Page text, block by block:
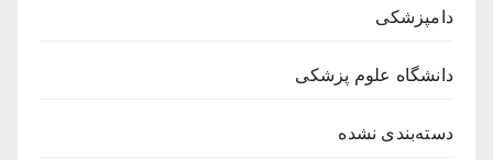
دامپزشکی
دانشگاه علوم پزشکی
دسته‌بندی نشده